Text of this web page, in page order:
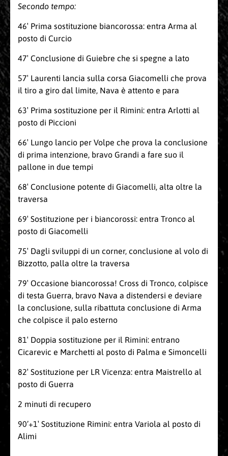
Secondo tempo:
46′ Prima sostituzione biancorossa: entra Arma al
posto di Curcio
47′ Conclusione di Guiebre che si spegne a lato
57′ Laurenti lancia sulla corsa Giacomelli che prova
il tiro a giro dal limite, Nava è attento e para
63′ Prima sostituzione per il Rimini: entra Arlotti al
posto di Piccioni
66′ Lungo lancio per Volpe che prova la conclusione
di prima intenzione, bravo Grandi a fare suo il
pallone in due tempi
68′ Conclusione potente di Giacomelli, alta oltre la
traversa
69′ Sostituzione per i biancorossi: entra Tronco al
posto di Giacomelli
75′ Dagli sviluppi di un corner, conclusione al volo di
Bizzotto, palla oltre la traversa
79′ Occasione biancorossa! Cross di Tronco, colpisce
di testa Guerra, bravo Nava a distendersi e deviare
la conclusione, sulla ribattuta conclusione di Arma
che colpisce il palo esterno
81′ Doppia sostituzione per il Rimini: entrano
Cicarevic e Marchetti al posto di Palma e Simoncelli
82′ Sostituzione per LR Vicenza: entra Maistrello al
posto di Guerra
2 minuti di recupero
90’+1′ Sostituzione Rimini: entra Variola al posto di
Alimi